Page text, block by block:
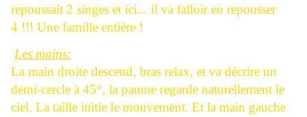
repoussait 2 singes et ici... il va falloir en repousser
4 !!! Une famille entière !
Les mains:
La main droite descend, bras relax, et va décrire un
demi-cercle à 45°, la paume regarde naturellement le
ciel. La taille initie le mouvement. Et la main gauche